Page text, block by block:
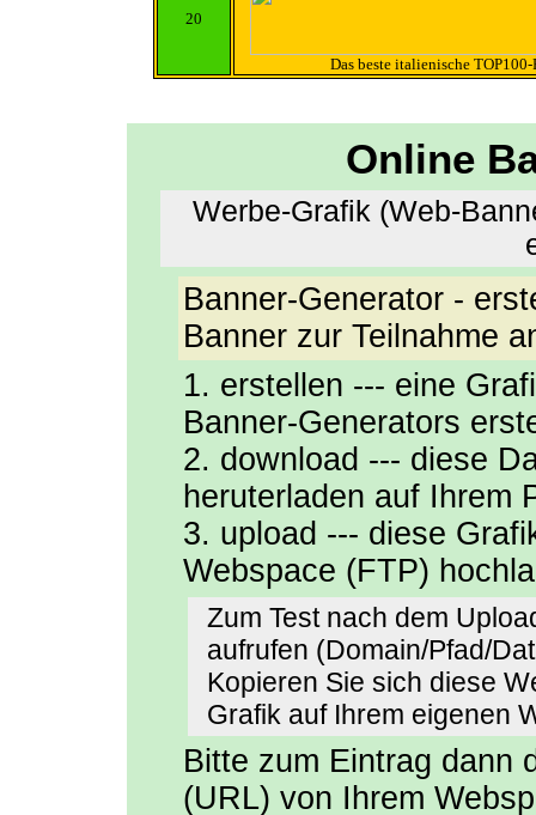
20
Das beste italienische
Online
Werbe-Grafik (Web-
Banner-Generator -
Banner zur Teilnahme
1. erstellen --- eine
Banner-Generators
2. download --- diese
heruterladen auf Ihrem
3. upload --- diese
Webspace (FTP)
Zum Test nach dem
aufrufen (Domain/Pfad/
Kopieren Sie sich diese
Grafik auf Ihrem eigenen
Bitte zum Eintrag dann
(URL) von Ihrem